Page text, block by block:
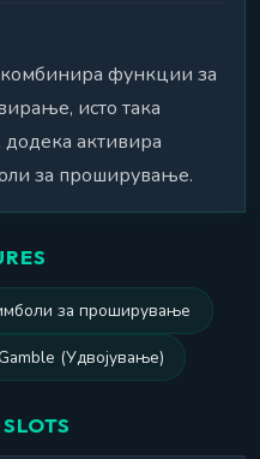
функции за
исто така
додека активира
за проширување.
за проширување
(Удвојување)